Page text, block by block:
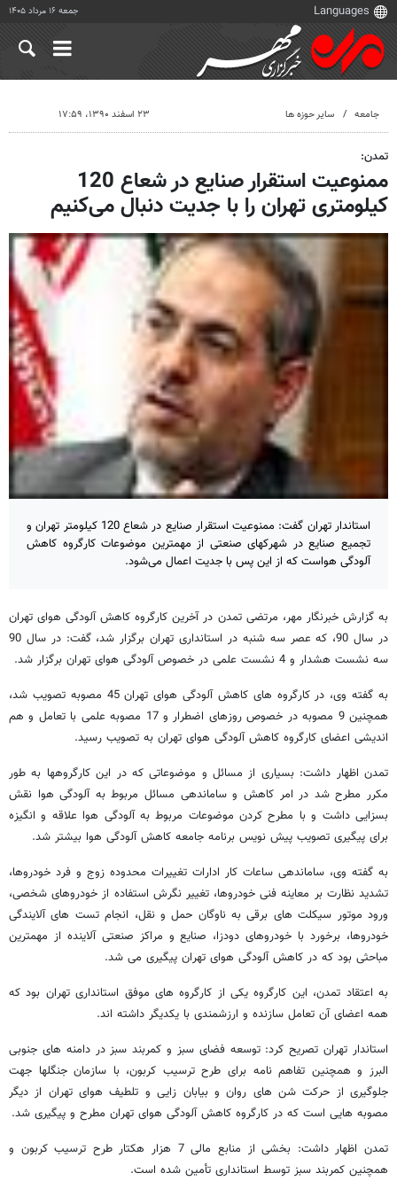
جمعه ۱۶ مرداد ۱۴۰۵
جامعه سایر حوزه ها ۲۳ اسفند ۱۳۹۰، ۱۷:۵۹
تمدن:
ممنوعیت استقرار صنایع در شعاع 120
کیلومتری تهران را با جدیت دنبال می‌کنیم
استاندار تهران گفت: ممنوعیت استقرار صنایع در شعاع 120 کیلومتر تهران و
تجمیع صنایع در شهرکهای صنعتی از مهمترین موضوعات کارگروه کاهش
آلودگی هواست که از این پس با جدیت اعمال می‌شود.
به گزارش خبرنگار مهر، مرتضی تمدن در آخرین کارگروه کاهش آلودگی هوای تهران
در سال 90، که عصر سه شنبه در استانداری تهران برگزار شد، گفت: در سال 90
سه نشست هشدار و 4 نشست علمی در خصوص آلودگی هوای تهران برگزار شد.
به گفته وی، در کارگروه های کاهش آلودگی هوای تهران 45 مصوبه تصویب شد،
همچنین 9 مصوبه در خصوص روزهای اضطرار و 17 مصوبه علمی با تعامل و هم
اندیشی اعضای کارگروه کاهش آلودگی هوای تهران به تصویب رسید.
تمدن اظهار داشت: بسیاری از مسائل و موضوعاتی که در این کارگروهها به طور
مکرر مطرح شد در امر کاهش و ساماندهی مسائل مربوط به آلودگی هوا نقش
بسزایی داشت و با مطرح کردن موضوعات مربوط به آلودگی هوا علاقه و انگیزه
برای پیگیری تصویب پیش نویس برنامه جامعه کاهش آلودگی هوا بیشتر شد.
به گفته وی، ساماندهی ساعات کار ادارات تغییرات محدوده زوج و فرد خودروها،
تشدید نظارت بر معاینه فنی خودروها، تغییر نگرش استفاده از خودروهای شخصی،
ورود موتور سیکلت های برقی به ناوگان حمل و نقل، انجام تست های آلایندگی
خودروها، برخورد با خودروهای دودزا، صنایع و مراکز صنعتی آلاینده از مهمترین
مباحثی بود که در کاهش آلودگی هوای تهران پیگیری می شد.
به اعتقاد تمدن، این کارگروه یکی از کارگروه های موفق استانداری تهران بود که
همه اعضای آن تعامل سازنده و ارزشمندی با یکدیگر داشته اند.
استاندار تهران تصریح کرد: توسعه فضای سبز و کمربند سبز در دامنه های جنوبی
البرز و همچنین تفاهم نامه برای طرح ترسیب کربون، با سازمان جنگلها جهت
جلوگیری از حرکت شن های روان و بیابان زایی و تلطیف هوای تهران از دیگر
مصوبه هایی است که در کارگروه کاهش آلودگی هوای تهران مطرح و پیگیری شد.
تمدن اظهار داشت: بخشی از منابع مالی 7 هزار هکتار طرح ترسیب کربون و
همچنین کمربند سبز توسط استانداری تأمین شده است.